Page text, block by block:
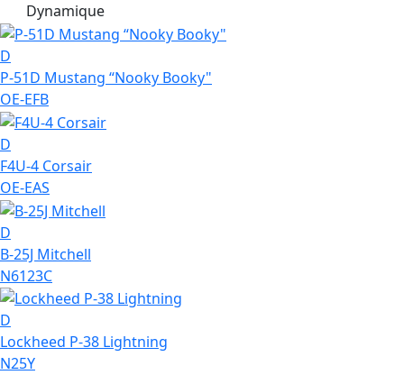
Dynamique
D
P-51D Mustang “Nooky Booky"
OE-EFB
D
F4U-4 Corsair
OE-EAS
D
B-25J Mitchell
N6123C
D
Lockheed P-38 Lightning
N25Y